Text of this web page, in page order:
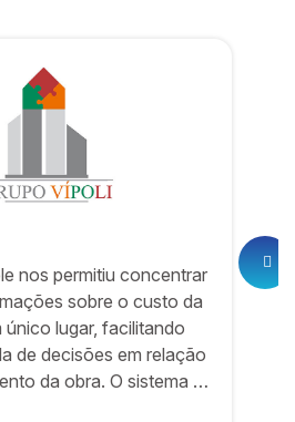
nos permitiu concentrar
sobre o custo da
único lugar, facilitando
de decisões em relação
da obra. O sistema é